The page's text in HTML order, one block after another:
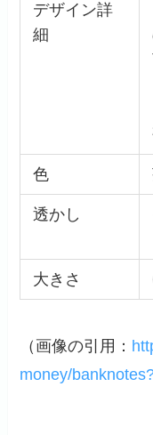
デザイン詳
細
色
透かし
大きさ
（画像の引用：
money/